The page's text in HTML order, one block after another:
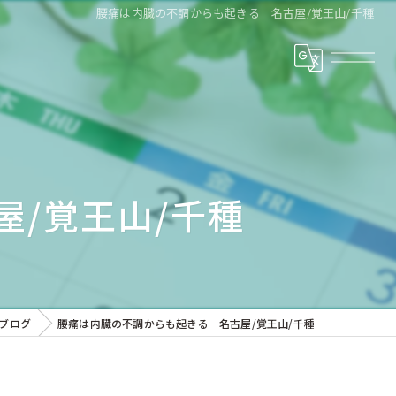
腰痛は内臓の不調からも起きる 名古屋/覚王山/千種
/覚王山/千種
ブログ 腰痛は内臓の不調からも起きる 名古屋/覚王山/千種